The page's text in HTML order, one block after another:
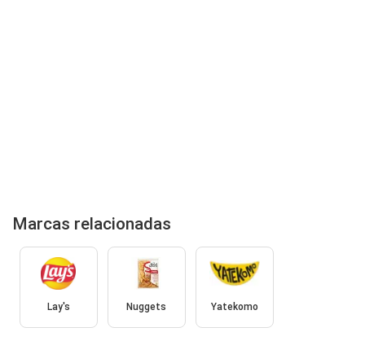
Marcas relacionadas
Lay's Nuggets Yatekomo